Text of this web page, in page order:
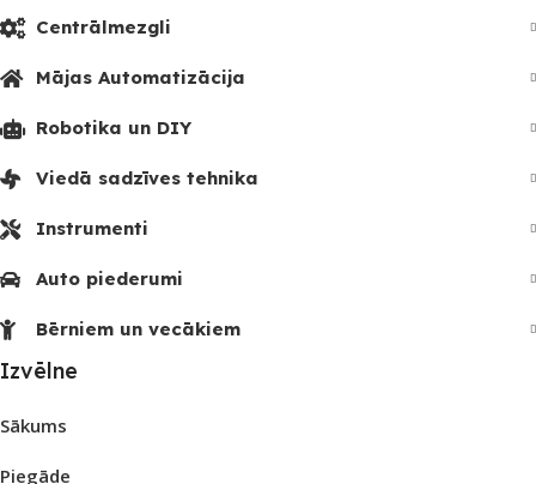
Centrālmezgli
Mājas Automatizācija
Robotika un DIY
Viedā sadzīves tehnika
Instrumenti
Auto piederumi
Bērniem un vecākiem
Izvēlne
Sākums
Piegāde